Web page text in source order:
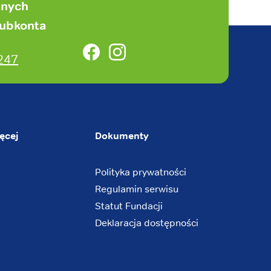
FacebookInstagram
Dokumenty
Polityka prywatności
Regulamin serwisu
Statut Fundacji
Deklaracja dostępności